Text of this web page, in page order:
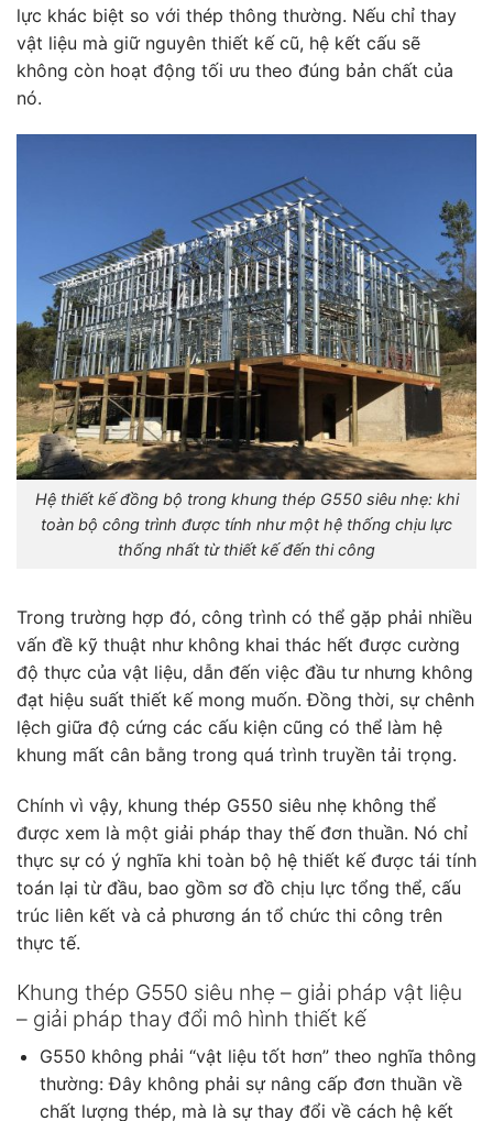
lực khác biệt so với thép thông thường. Nếu chỉ thay
vật liệu mà giữ nguyên thiết kế cũ, hệ kết cấu sẽ
không còn hoạt động tối ưu theo đúng bản chất của
nó.
Hệ thiết kế đồng bộ trong khung thép G550 siêu nhẹ: khi
toàn bộ công trình được tính như một hệ thống chịu lực
thống nhất từ thiết kế đến thi công
Trong trường hợp đó, công trình có thể gặp phải nhiều
vấn đề kỹ thuật như không khai thác hết được cường
độ thực của vật liệu, dẫn đến việc đầu tư nhưng không
đạt hiệu suất thiết kế mong muốn. Đồng thời, sự chênh
lệch giữa độ cứng các cấu kiện cũng có thể làm hệ
khung mất cân bằng trong quá trình truyền tải trọng.
Chính vì vậy, khung thép G550 siêu nhẹ không thể
được xem là một giải pháp thay thế đơn thuần. Nó chỉ
thực sự có ý nghĩa khi toàn bộ hệ thiết kế được tái tính
toán lại từ đầu, bao gồm sơ đồ chịu lực tổng thể, cấu
trúc liên kết và cả phương án tổ chức thi công trên
thực tế.
Khung thép G550 siêu nhẹ – giải pháp vật liệu
– giải pháp thay đổi mô hình thiết kế
G550 không phải “vật liệu tốt hơn” theo nghĩa thông
thường: Đây không phải sự nâng cấp đơn thuần về
chất lượng thép, mà là sự thay đổi về cách hệ kết